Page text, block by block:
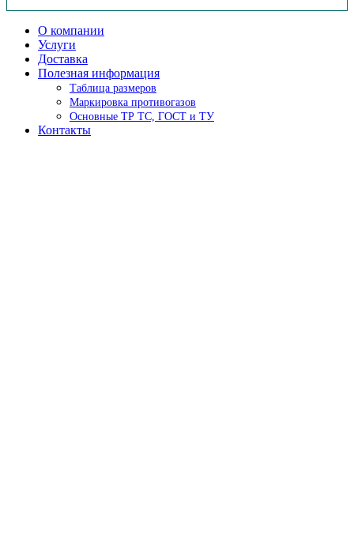
О компании
Услуги
Доставка
Полезная информация
Таблица размеров
Маркировка противогазов
Основные ТР ТС, ГОСТ и ТУ
Контакты